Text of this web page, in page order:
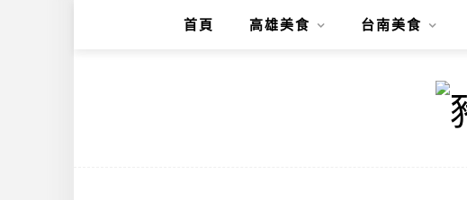
首頁 高雄美食 台南美食